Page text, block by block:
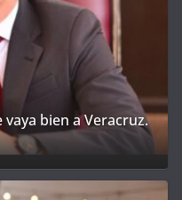
bien a Veracruz.